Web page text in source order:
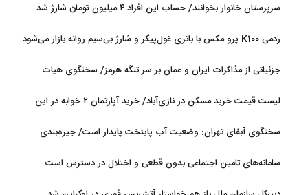
سرپرستان خانوار بخوانند/ حساب این افراد ۴ میلیون تومان شارژ شد
ردمی K100 پرو مکس با باتری غول‌پیکر و شارژ بی‌سیم روانه بازار می‌شود
جزئیاتی از مذاکرات ایران و عمان بر سر تنگه هرمز/ سخنگوی هیات
لیست قیمت خرید مسکن در نازی‌آباد/ خرید آپارتمان ۲ خوابه در این
سخنگوی آبفای تهران: وضعیت آب پایتخت پایدار است/ جیره‌بندی
سامانه‌های تامین اجتماعی بدون قطعی و اختلال در دسترس است